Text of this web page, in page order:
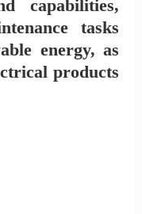
tasks
energy, as
products